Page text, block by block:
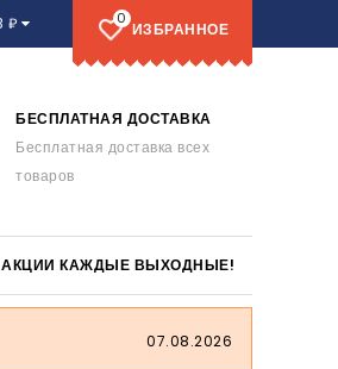
₽ 0
ИЗБРАННОЕ
БЕСПЛАТНАЯ ДОСТАВКА
Бесплатная доставка всех
товаров
АКЦИИ КАЖДЫЕ ВЫХОДНЫЕ!
07.08.2026